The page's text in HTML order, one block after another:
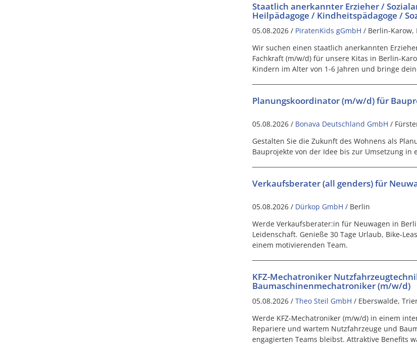
Staatlich anerkannter Erzieher /
Heilpädagoge / Kindheitspädagoge /
05.08.2026 / PiratenKids gGmbH / Berlin-Karow,
Wir suchen einen staatlich anerkannten
Fachkraft (m/w/d) für unsere Kitas in Berlin-
Kindern im Alter von 1-6 Jahren und bringe
Planungskoordinator (m/w/d) für
05.08.2026 / Bonava Deutschland GmbH /
Gestalten Sie die Zukunft des Wohnens als
Bauprojekte von der Idee bis zur Umsetzung
Verkaufsberater (all genders) für
05.08.2026 / Dürkop GmbH / Berlin
Werde Verkaufsberater:in für Neuwagen in
Leidenschaft. Genieße 30 Tage Urlaub, Bike-
einem motivierenden Team.
KFZ-Mechatroniker
Baumaschinenmechatroniker (m/w/d)
05.08.2026 / Theo Steil GmbH / Eberswalde,
Werde KFZ-Mechatroniker (m/w/d) in einem
Repariere und wartem Nutzfahrzeuge und
engagierten Teams bleibst. Attraktive Benefits